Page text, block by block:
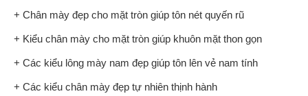
+ Chân mày đẹp cho mặt tròn giúp tôn nét quyến rũ
+ Kiểu chân mày cho mặt tròn giúp khuôn mặt thon gọn
+ Các kiểu lông mày nam đẹp giúp tôn lên vẻ nam tính
+ Các kiểu chân mày đẹp tự nhiên thịnh hành